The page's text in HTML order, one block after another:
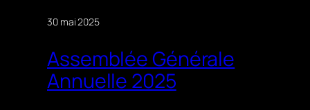
30 mai 2025
Assemblée Générale
Annuelle 2025